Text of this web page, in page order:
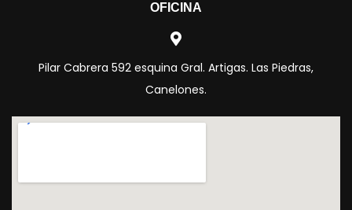
OFICINA
Pilar Cabrera 592 esquina Gral. Artigas. Las Piedras,
Canelones.